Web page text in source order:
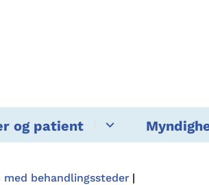
og patient
med behandlingssteder